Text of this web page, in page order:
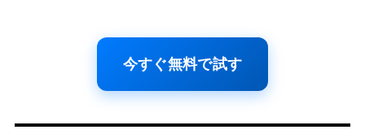
今すぐ無料で試す